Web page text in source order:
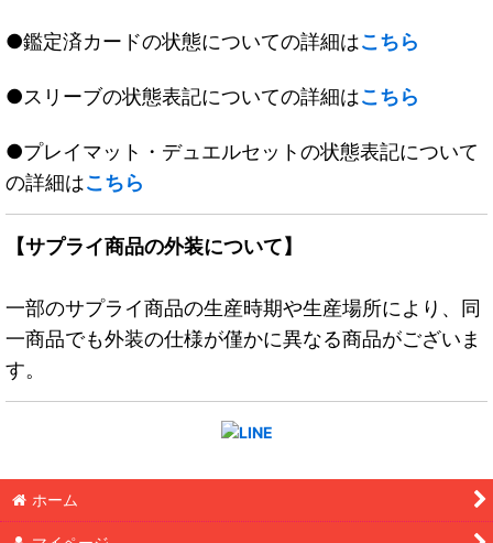
●鑑定済カードの状態についての詳細はこちら
●スリーブの状態表記についての詳細はこちら
●プレイマット・デュエルセットの状態表記について
の詳細はこちら
【サプライ商品の外装について】
一部のサプライ商品の生産時期や生産場所により、同
一商品でも外装の仕様が僅かに異なる商品がございま
す。
ホーム